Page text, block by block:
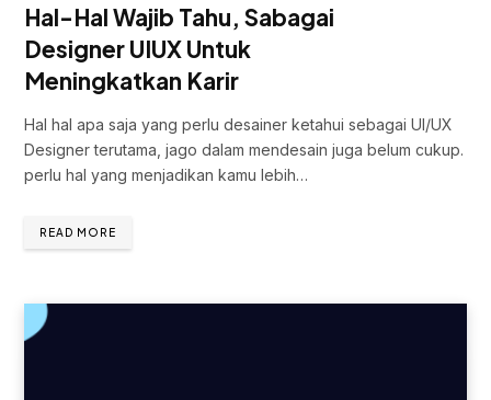
Hal-Hal Wajib Tahu, Sabagai
Designer UIUX Untuk
Meningkatkan Karir
Hal hal apa saja yang perlu desainer ketahui sebagai UI/UX
Designer terutama, jago dalam mendesain juga belum cukup.
perlu hal yang menjadikan kamu lebih…
READ MORE